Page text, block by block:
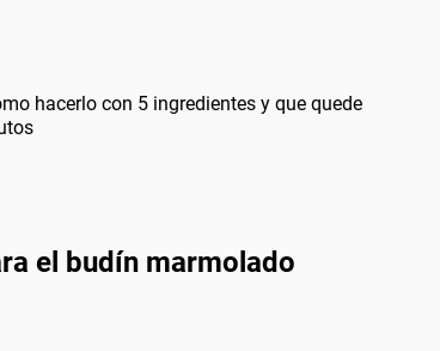
hacerlo con 5 ingredientes y que quede
el budín marmolado